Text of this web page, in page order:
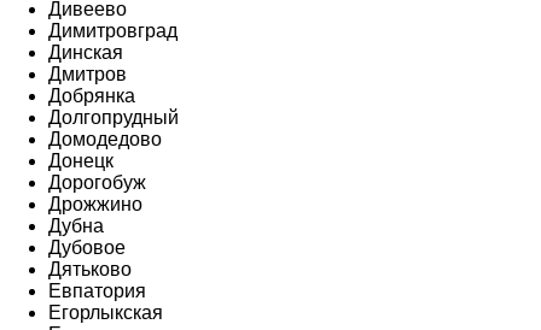
Дивеево
Димитровград
Динская
Дмитров
Добрянка
Долгопрудный
Домодедово
Донецк
Дорогобуж
Дрожжино
Дубна
Дубовое
Дятьково
Евпатория
Егорлыкская